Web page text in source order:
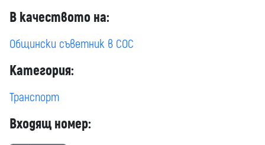
В качеството на:
Общински съветник в СОС
Категория:
Транспорт
Входящ номер: